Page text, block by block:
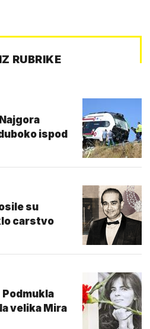
RUBRIKE
ispod
su
carstvo
velika Mira